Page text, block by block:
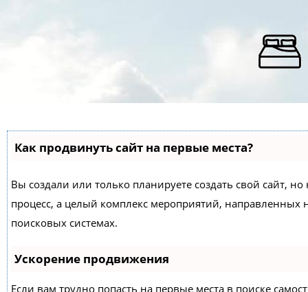
Как продвинуть сайт на первые места?
Вы создали или только планируете создать свой сайт,
процесс, а целый комплекс мероприятий,
поисковых системах.
Ускорение продвижения
Если вам трудно попасть на первые места в поиске